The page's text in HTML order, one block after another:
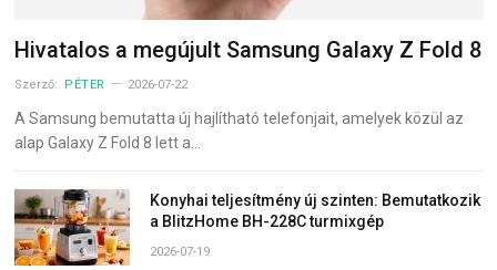
Hivatalos a megújult Samsung Galaxy Z Fold 8
Szerző: PÉTER 2026-07-22
A Samsung bemutatta új hajlítható telefonjait, amelyek közül az
alap Galaxy Z Fold 8 lett a…
Konyhai teljesítmény új szinten: Bemutatkozik
a BlitzHome BH-228C turmixgép
2026-07-19